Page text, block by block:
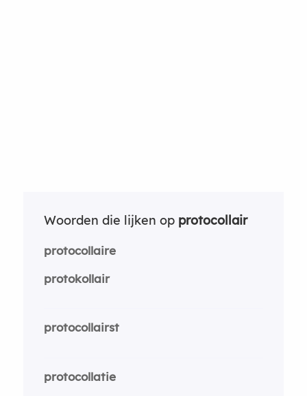
Woorden die lijken op protocollair
protocollaire
protokollair
protocollairst
protocollatie